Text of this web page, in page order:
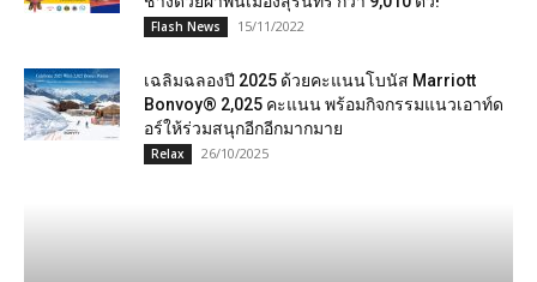
Flash News 15/11/2022
เฉลิมฉลองปี 2025 ด้วยคะแนนโบนัส Marriott
Bonvoy® 2,025 คะแนน พร้อมกิจกรรมแนวเอาท์ด
อร์ให้ร่วมสนุกอีกอีกมากมาย
Relax 26/10/2025